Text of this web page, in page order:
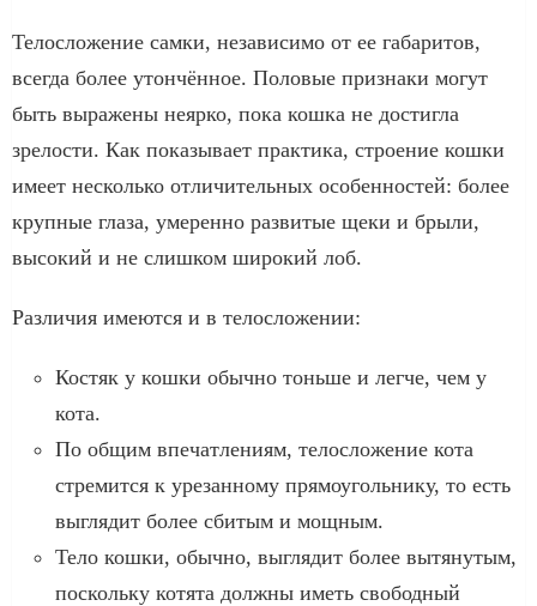
Телосложение самки, независимо от ее габаритов,
всегда более утончённое. Половые признаки могут
быть выражены неярко, пока кошка не достигла
зрелости. Как показывает практика, строение кошки
имеет несколько отличительных особенностей: более
крупные глаза, умеренно развитые щеки и брыли,
высокий и не слишком широкий лоб.
Различия имеются и в телосложении:
Костяк у кошки обычно тоньше и легче, чем у
кота.
По общим впечатлениям, телосложение кота
стремится к урезанному прямоугольнику, то есть
выглядит более сбитым и мощным.
Тело кошки, обычно, выглядит более вытянутым,
поскольку котята должны иметь свободный